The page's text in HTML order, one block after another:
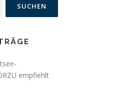
empfiehlt